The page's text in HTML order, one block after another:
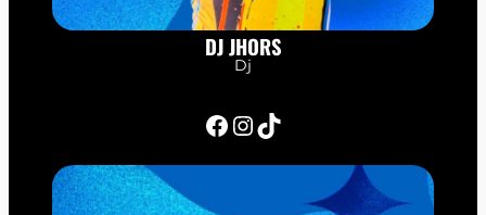
DJ JHORS
Dj
Facebook InstagramTikTok